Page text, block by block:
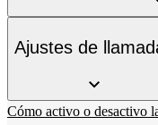
Ajustes de
Cómo activo o desactivo